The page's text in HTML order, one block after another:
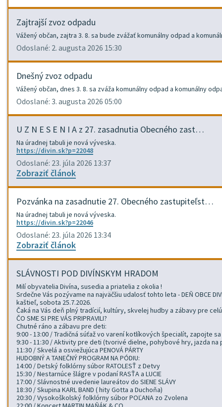
Zajtrajší zvoz odpadu
Vážený občan, zajtra 3. 8. sa bude zvážať komunálny odpad a
Odoslané: 2. augusta 2026 15:30
Dnešný zvoz odpadu
Vážený občan, dnes 3. 8. sa zváža komunálny odpad a komunálny
Odoslané: 3. augusta 2026 05:00
U Z N E S E N I A z 27. zasadnutia Obecného zast…
Na úradnej tabuli je nová výveska.
https://divin.sk?p=22048
Odoslané: 23. júla 2026 13:37
Zobraziť článok
Pozvánka na zasadnutie 27. Obecného zastupiteľst…
Na úradnej tabuli je nová výveska.
https://divin.sk?p=22046
Odoslané: 23. júla 2026 13:34
Zobraziť článok
SLÁVNOSTI POD DIVÍNSKYM HRADOM
Milí obyvatelia Divína, susedia a priatelia z okolia !
Srdečne Vás pozývame na najväčšiu udalosť tohto leta - DEŇ OBCE
kaštieľ, sobota 25.7.2026.
Čaká na Vás deň plný tradícií, kultúry, skvelej hudby a zábavy pre
ČO SME SI PRE VÁS PRIPRAVILI?
Chutné ráno a zábavu pre deti:
9:00 - 13:00 / Tradičná súťaž vo varení kotlíkových špecialít, zapojte
9:30 - 11:30 / Aktivity pre deti (tvorivé dielne, pohybové hry, jazda na
11:30 / Skvelá a osviežujúca PENOVÁ PÁRTY
HUDOBNÝ A TANEČNÝ PROGRAM NA PÓDIU:
14:00 / Detský folklórny súbor RATOLESŤ z Detvy
15:30 / Nestarnúce šlágre v podaní RASŤA a LUCIE
17:00 / Slávnostné uvedenie laureátov do SIENE SLÁVY
18:30 / Skupina KARL BAND ( hity Gotta a Duchoňa)
20:30 / Vysokoškolský folklórny súbor POĽANA zo Zvolena